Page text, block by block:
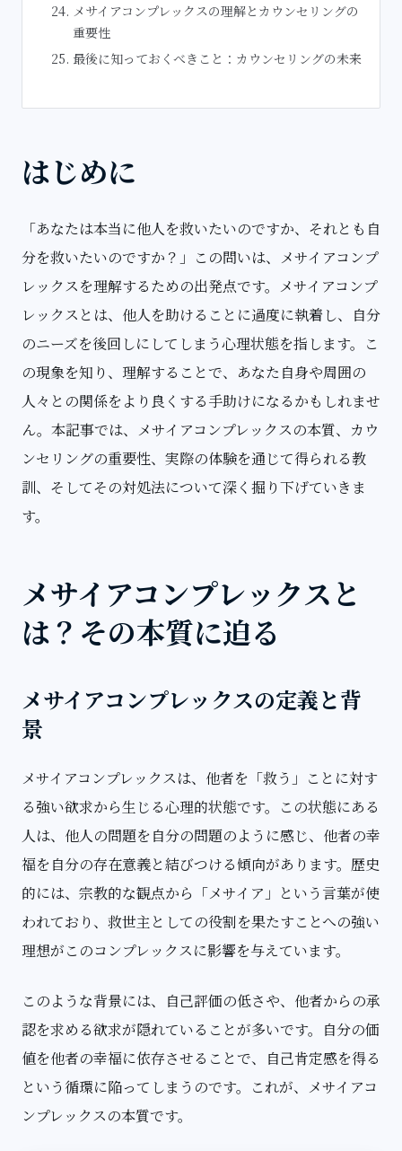
メサイアコンプレックスの理解とカウンセリングの
重要性
最後に知っておくべきこと：カウンセリングの未来
はじめに
「あなたは本当に他人を救いたいのですか、それとも自
分を救いたいのですか？」この問いは、メサイアコンプ
レックスを理解するための出発点です。メサイアコンプ
レックスとは、他人を助けることに過度に執着し、自分
のニーズを後回しにしてしまう心理状態を指します。こ
の現象を知り、理解することで、あなた自身や周囲の
人々との関係をより良くする手助けになるかもしれませ
ん。本記事では、メサイアコンプレックスの本質、カウ
ンセリングの重要性、実際の体験を通じて得られる教
訓、そしてその対処法について深く掘り下げていきま
す。
メサイアコンプレックスと
は？その本質に迫る
メサイアコンプレックスの定義と背
景
メサイアコンプレックスは、他者を「救う」ことに対す
る強い欲求から生じる心理的状態です。この状態にある
人は、他人の問題を自分の問題のように感じ、他者の幸
福を自分の存在意義と結びつける傾向があります。歴史
的には、宗教的な観点から「メサイア」という言葉が使
われており、救世主としての役割を果たすことへの強い
理想がこのコンプレックスに影響を与えています。
このような背景には、自己評価の低さや、他者からの承
認を求める欲求が隠れていることが多いです。自分の価
値を他者の幸福に依存させることで、自己肯定感を得る
という循環に陥ってしまうのです。これが、メサイアコ
ンプレックスの本質です。